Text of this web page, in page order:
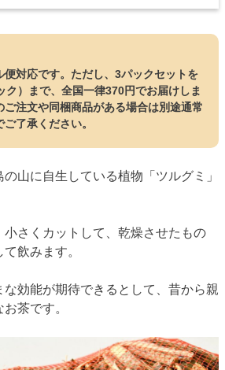
便対応です。ただし、3パックセットを
ク）まで、全国一律370円でお届けしま
注文や同梱商品がある場合は別途通常
了承ください。
山に自生している植物「ツルグミ」
小さくカットして、乾燥させたもの
飲みます。
効能が期待できるとして、昔から親
茶です。